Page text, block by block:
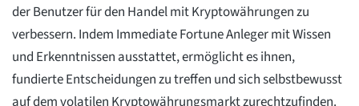
der Benutzer für den Handel mit Kryptowährungen zu
verbessern. Indem Immediate Fortune Anleger mit Wissen
und Erkenntnissen ausstattet, ermöglicht es ihnen,
fundierte Entscheidungen zu treffen und sich selbstbewusst
auf dem volatilen Kryptowährungsmarkt zurechtzufinden.